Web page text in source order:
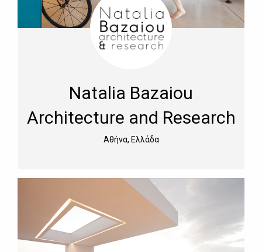
Natalia Bazaiou
Architecture and Research
Αθήνα, Ελλάδα